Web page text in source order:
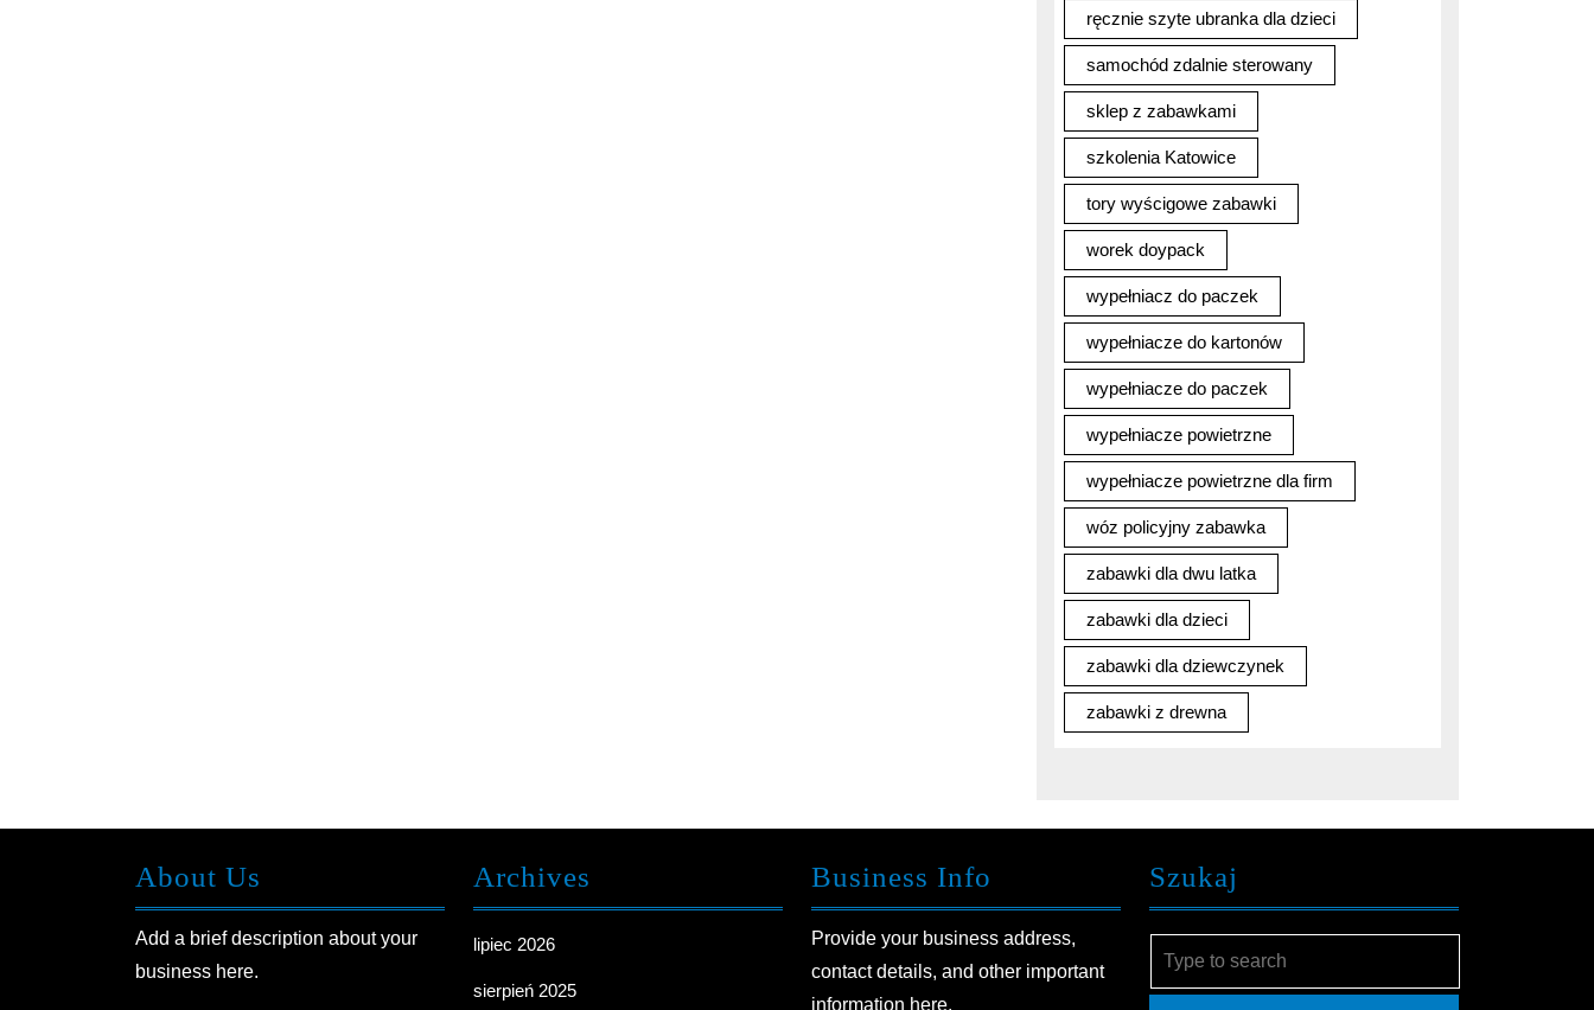
ręcznie szyte ubranka dla dzieci
samochód zdalnie sterowany
sklep z zabawkami
szkolenia Katowice
tory wyścigowe zabawki
worek doypack
wypełniacz do paczek
wypełniacze do kartonów
wypełniacze do paczek
wypełniacze powietrzne
wypełniacze powietrzne dla firm
wóz policyjny zabawka
zabawki dla dwu latka
zabawki dla dzieci
zabawki dla dziewczynek
zabawki z drewna
About Us
Add a brief description about your
business here.
Archives
lipiec 2026
sierpień 2025
Business Info
Provide your business address,
contact details, and other important
information here.
Szukaj